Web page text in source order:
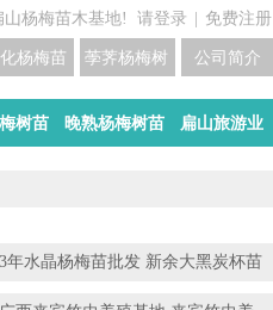
杨梅苗木基地! 请登录 免费注册
公司简介
荸荠杨梅树苗培育
杨梅苗价格
地
树苗 晚熟杨梅树苗 扁山旅游业
3年水晶杨梅苗批发 新余大黑炭杯苗